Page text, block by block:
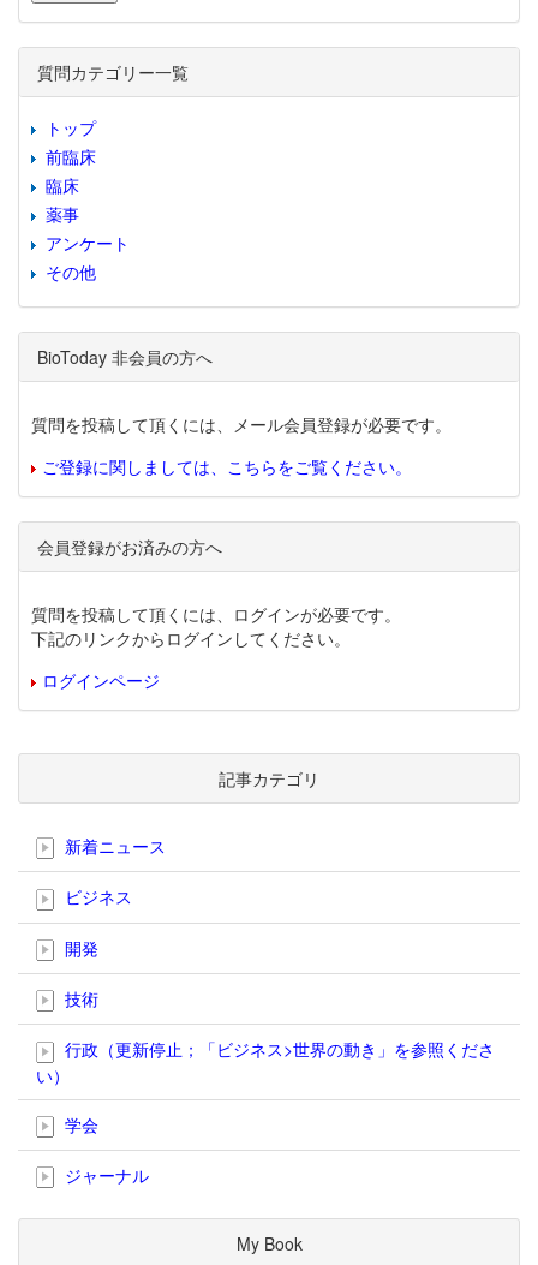
質問カテゴリー一覧
トップ
前臨床
臨床
薬事
アンケート
その他
BioToday 非会員の方へ
質問を投稿して頂くには、メール会員登録が必要です。
ご登録に関しましては、こちらをご覧ください。
会員登録がお済みの方へ
質問を投稿して頂くには、ログインが必要です。
下記のリンクからログインしてください。
ログインページ
記事カテゴリ
新着ニュース
ビジネス
開発
技術
行政（更新停止；「ビジネス>世界の動き」を参照くださ
い）
学会
ジャーナル
My Book